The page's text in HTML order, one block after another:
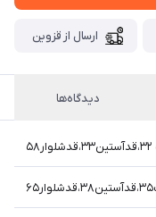
ارسال از قزوین
دیدگاه‌ها